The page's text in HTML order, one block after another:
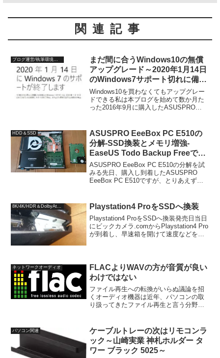
関連記事
ブログ運営/執筆環境関連
まだ間に合うWindows10の無償
アップグレード～2020年1月14日
のWindows7サポート切れに備え
ろ！※Infineon TPM
Professional Packageの削除
Windows10を買わなくてもアップグレー
ドできる私は本ブログを始めて数か月た
った2016年9月に購入したASUSPRO
事を作成してきました。スペックは...
HDD＆SSD
ASUSPRO EeeBox PC E510の
分解-SSD換装とメモリ増強-
EaseUS Todo Backup Freeでク
ローンコピー
ASUSPRO EeeBox PC E510の分解を試
みる先日、購入し到着したASUSPRO
EeeBox PC E510ですが、とりあえず初
開けることができるか調べて...
Playstation4 ProをSSDへ換装
Playstation4 ProをSSDへ換装発売日当日
にビックカメラ.comからPlaystation4 Pro
が到着し、早速箱を開けて速度などを計
ネットワークオーディオ
FLACよりWAVの方が音質が良い
わけではない
ファイル再生への転換がいらぬ議論を招
くオーディオ機器は近年、パソコンの取
り扱ってきたファイル再生と言う分野に
され、いろいろなオーディオフォーマッ
トに対応しました。大...
パソコン関連
ケーブルトレーの次はリモコンラ
ック～山崎実業 神札ホルダー タ
ワー ブラック 5025～